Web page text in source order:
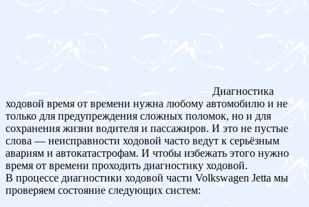
Диагностика
ходовой время от времени нужна любому автомобилю и не
только для предупреждения сложных поломок, но и для
сохранения жизни водителя и пассажиров. И это не пустые
слова — неисправности ходовой часто ведут к серьёзным
авариям и автокатастрофам. И чтобы избежать этого нужно
время от времени проходить диагностику ходовой.
В процессе диагностики ходовой части Volkswagen Jetta мы
проверяем состояние следующих систем: